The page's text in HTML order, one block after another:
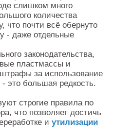
слишком много
количества
что почти всё обернуто
- даже отдельные
законодательства,
пластмассы и
за использование
это большая редкость.
строгие правила по
что позволяет достичь
и утилизации